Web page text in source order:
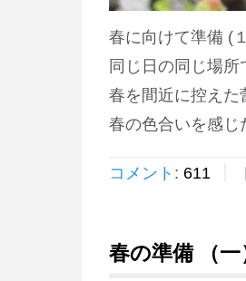
春に向けて準備 (
同じ日の同じ場所
春を間近に控えた
春の色合いを感じ
コメント : 611
春の準備 （一